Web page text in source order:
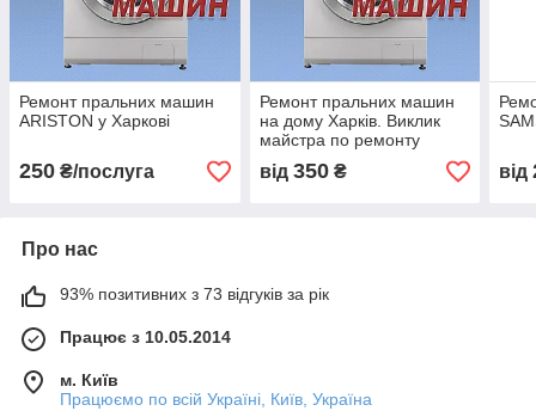
Ремонт пральних машин
ARISTON у Харкові
250 ₴/послуга
Ремонт пральних машин
на дому Харків. Виклик
майстра по ремонту
пральних машин Харків.
від 350₴ від
Про нас
93% позитивних з 73 відгуків за рік
Працює з 10.05.2014
м. Київ
Працюємо по всій Україні, Київ, Україна